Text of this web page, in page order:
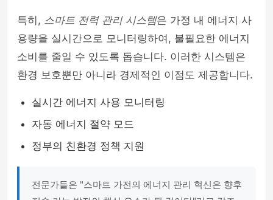
특히, 스마트 전력 관리 시스템은 가정 내 에너지 사
용량을 실시간으로 모니터링하여, 불필요한 에너지
소비를 줄일 수 있도록 돕습니다. 이러한 시스템은
환경 보호뿐만 아니라 경제적인 이점도 제공합니다.
실시간 에너지 사용 모니터링
자동 에너지 절약 모드
정부의 친환경 정책 지원
전문가들은 "스마트 가전의 에너지 관리 혁신은 향후